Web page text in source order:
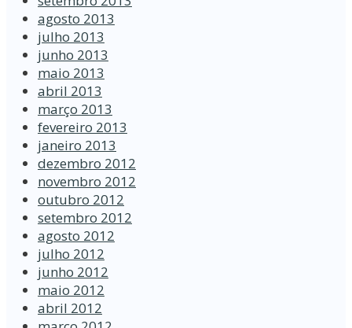
agosto 2013
julho 2013
junho 2013
maio 2013
abril 2013
março 2013
fevereiro 2013
janeiro 2013
dezembro 2012
novembro 2012
outubro 2012
setembro 2012
agosto 2012
julho 2012
junho 2012
maio 2012
abril 2012